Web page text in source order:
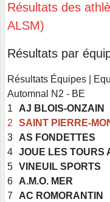
Résultats des
ALSM)
Résultats par
Résultats Équipes |
Automnal N2 - BE
1
AJ BLOIS-ONZAIN
2
SAINT PIERRE-
3
AS FONDETTES
4 JOUE LES TOURS
5 VINEUIL SPORTS
6
A.M.O. MER
7
AC ROMORANTIN